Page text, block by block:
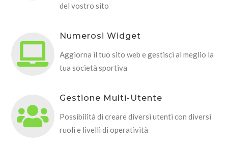
del vostro sito
Numerosi Widget
Aggiorna il tuo sito web e gestisci al meglio la
tua società sportiva
Gestione Multi-Utente
Possibilità di creare diversi utenti con diversi
ruoli e livelli di operatività